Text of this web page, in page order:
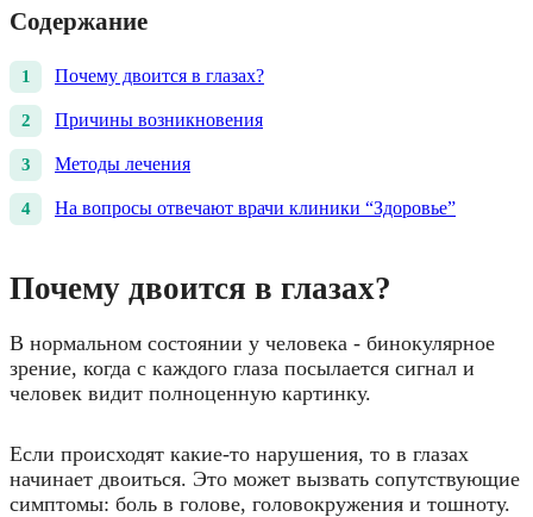
Содержание
Почему двоится в глазах?
Причины возникновения
Методы лечения
На вопросы отвечают врачи клиники “Здоровье”
Почему двоится в глазах?
В нормальном состоянии у человека - бинокулярное
зрение, когда с каждого глаза посылается сигнал и
человек видит полноценную картинку.
Если происходят какие-то нарушения, то в глазах
начинает двоиться. Это может вызвать сопутствующие
симптомы: боль в голове, головокружения и тошноту.